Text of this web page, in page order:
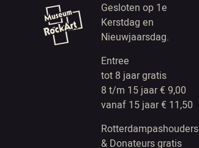
Gesloten op 1e
Kerstdag en
Nieuwjaarsdag.
Entree
tot 8 jaar gratis
8 t/m 15 jaar € 9,00
vanaf 15 jaar € 11,50
Rotterdampashouders
& Donateurs gratis